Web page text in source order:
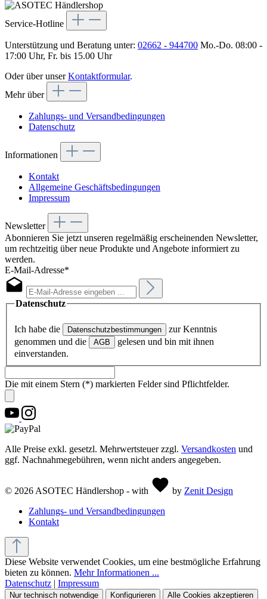
Service-Hotline
Unterstützung und Beratung unter: 02662 - 944700 Mo.-Do. 08:00 -
17:00 Uhr, Fr. bis 15.00 Uhr
Oder über unserKontaktformular.
Mehr über
Zahlungs- und Versandbedingungen
Datenschutz
Informationen
Kontakt
Allgemeine Geschäftsbedingungen
Impressum
Newsletter
Abonnieren Sie jetzt unseren regelmäßig erscheinenden Newsletter,
um rechtzeitig über neue Produkte und Angebote informiert zu
werden.
E-Mail-Adresse*
Datenschutz
Ich habe die Datenschutzbestimmungen
zur Kenntnis
genommen und die
AGB
gelesen und bin mit ihnen
einverstanden.
Die mit einem Stern (*) markierten Felder sind Pflichtfelder.
Alle Preise exkl. gesetzl. Mehrwertsteuer zzgl. Versandkosten und
ggf. Nachnahmegebühren, wenn nicht anders angegeben.
© 2026 ASOTEC Händlershop - with by Zenit Design
Zahlungs- und Versandbedingungen
Kontakt
Diese Website verwendet Cookies, um eine bestmögliche Erfahrung
bieten zu können. Mehr Informationen ...
Datenschutz | Impressum
Nur technisch notwendige Konfigurieren Alle Cookies akzeptieren